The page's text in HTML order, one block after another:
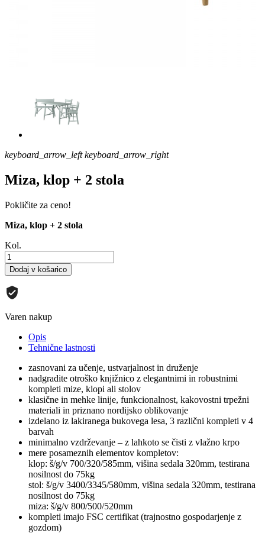
keyboard_arrow_left keyboard_arrow_right
Miza, klop + 2 stola
Pokličite za ceno!
Miza, klop + 2 stola
Kol.
Dodaj v košarico
Varen nakup
Opis
Tehnične lastnosti
zasnovani za učenje, ustvarjalnost in druženje
nadgradite otroško knjižnico z elegantnimi in robustnimi
kompleti mize, klopi ali stolov
klasične in mehke linije, funkcionalnost, kakovostni trpežni
materiali in priznano nordijsko oblikovanje
izdelano iz lakiranega bukovega lesa, 3 različni kompleti v 4
barvah
minimalno vzdrževanje – z lahkoto se čisti z vlažno krpo
mere posameznih elementov kompletov:
klop: š/g/v 700/320/585mm, višina sedala 320mm, testirana
nosilnost do 75kg
stol: š/g/v 3400/3345/580mm, višina sedala 320mm, testirana
nosilnost do 75kg
miza: š/g/v 800/500/520mm
kompleti imajo FSC certifikat (trajnostno gospodarjenje z
gozdom)